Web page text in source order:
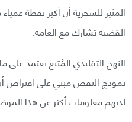
المثير للسخرية أن أكبر نقطة
القضية تشارك مع العامة.
النهج التقليدي المُتبع يعتمد
نموذج النقص مبني على افتراض
لديهم معلومات أكثر عن هذا